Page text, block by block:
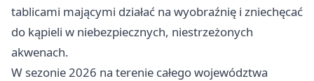
tablicami mającymi działać na wyobraźnię i zniechęcać
do kąpieli w niebezpiecznych, niestrzeżonych
akwenach.
W sezonie 2026 na terenie całego województwa